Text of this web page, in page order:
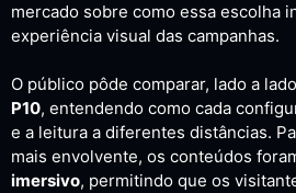
mercado sobre como essa escolha
experiência visual das campanhas.
O público pôde comparar, lado a
P10, entendendo como cada
e a leitura a diferentes distâncias.
mais envolvente, os conteúdos
imersivo, permitindo que os